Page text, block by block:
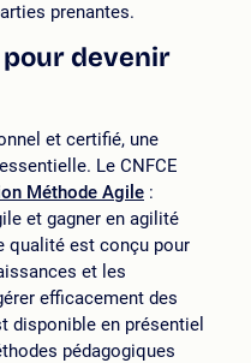
prenantes.
devenir
et certifié, une
Le CNFCE
Méthode Agile :
et gagner en agilité
qualité est conçu pour
et les
efficacement des
disponible en présentiel
pédagogiques